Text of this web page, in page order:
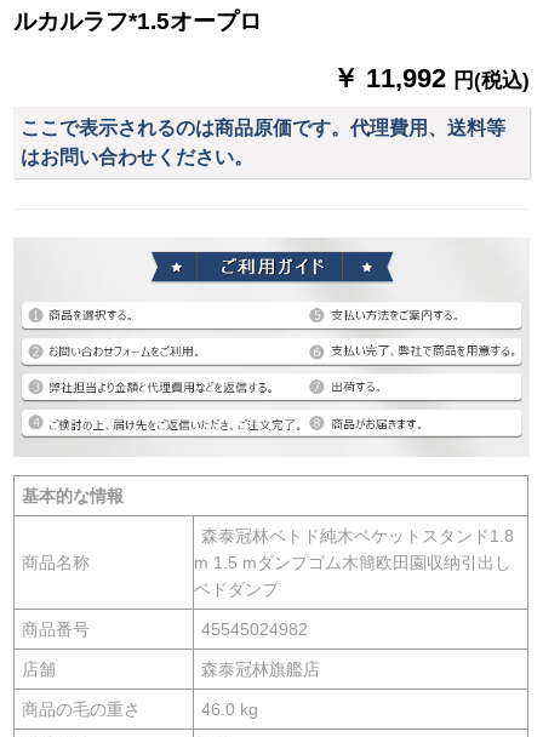
ルカルラフ*1.5オープロ
￥ 11,992 円(税込)
ここで表示されるのは商品原価です。代理費用、送料等
はお問い合わせください。
基本的な情報
商品名称
森泰冠林ベトド純木ベケットスタンド1.8
m 1.5 mダンプゴム木簡欧田園収纳引出し
ベドダンプ
商品番号 45545024982
店舗 森泰冠林旗艦店
商品の毛の重さ 46.0 kg